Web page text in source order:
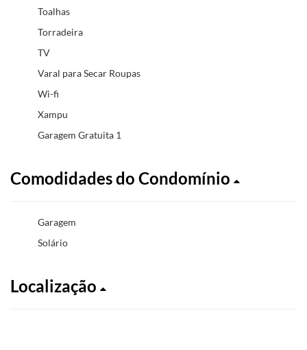
Toalhas
Torradeira
TV
Varal para Secar Roupas
Wi-fi
Xampu
Garagem Gratuita 1
Comodidades do Condomínio
Garagem
Solário
Localização